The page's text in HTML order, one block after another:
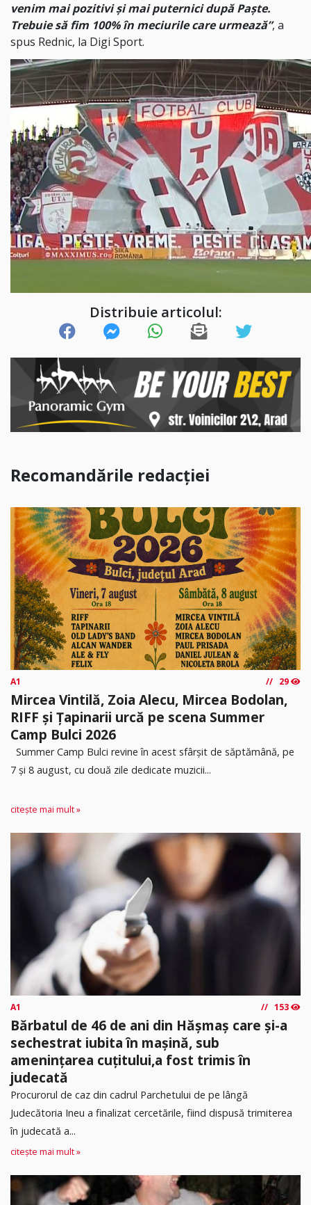
venim mai pozitivi și mai puternici după Paște.
Trebuie să fim 100% în meciurile care urmează”, a
spus Rednic, la Digi Sport.
Distribuie articolul:
Recomandările redacției
A1 29
Mircea Vintilă, Zoia Alecu, Mircea Bodolan,
RIFF și Țapinarii urcă pe scena Summer
Camp Bulci 2026
Summer Camp Bulci revine în acest sfârșit de săptămână, pe
7 și 8 august, cu două zile dedicate muzicii...
citește mai mult »
A1 153
Bărbatul de 46 de ani din Hășmaș care și-a
sechestrat iubita în mașină, sub
amenințarea cuțitului,a fost trimis în
judecată
Procurorul de caz din cadrul Parchetului de pe lângă
Judecătoria Ineu a finalizat cercetările, fiind dispusă trimiterea
în judecată a...
citește mai mult »